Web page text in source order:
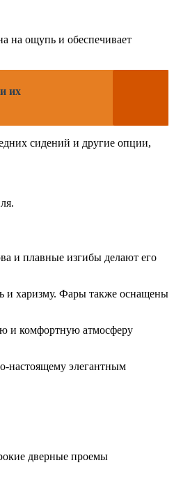
на ощупь и обеспечивает
их
сидений и другие опции,
и плавные изгибы делают его
и харизму. Фары также оснащены
и комфортную атмосферу
настоящему элегантным
дверные проемы